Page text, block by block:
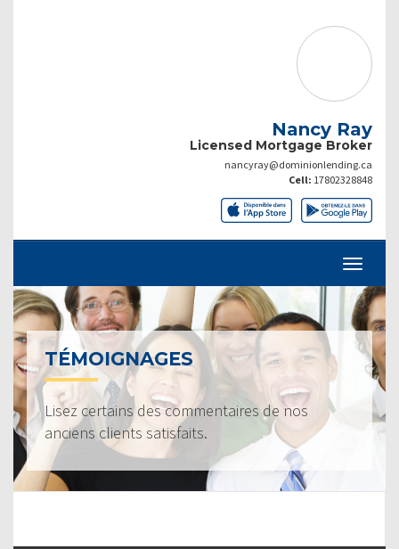
Nancy Ray
Licensed Mortgage Broker
nancyray@dominionlending.ca
Cell: 17802328848
TÉMOIGNAGES
Lisez certains des commentaires de nos
anciens clients satisfaits.